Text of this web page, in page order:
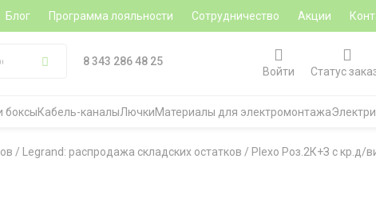
Блог Программа лояльности Сотрудничество Акции
8 343 286 48 25
Войти
Статус
боксыКабель-каналыЛючкиМатериалы для электромонтажа
/ Legrand: распродажа складских остатков / Plexo Роз.2К+З с кр.д/